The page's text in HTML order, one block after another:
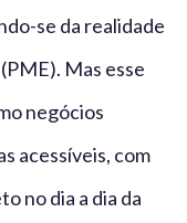
se da realidade
Mas esse
negócios
acessíveis, com
no dia a dia da